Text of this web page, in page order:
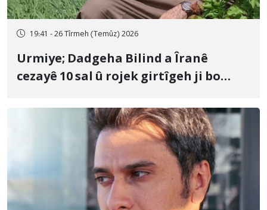
19:41 - 26 Tîrmeh (Temûz) 2026
Urmiye; Dadgeha Bilind a Îranê
cezayê 10 sal û rojek girtîgeh ji bo